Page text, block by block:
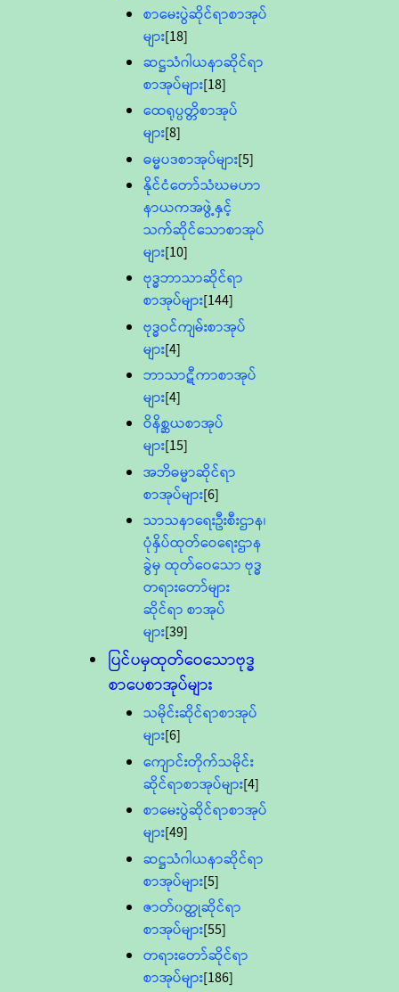
စာမေးပွဲဆိုင်ရာစာအုပ်
များ[18]
ဆဋ္ဌသံဂါယနာဆိုင်ရာ
စာအုပ်များ[18]
ထေရုပ္ပတ္တိစာအုပ်
များ[8]
ဓမ္မပဒစာအုပ်များ[5]
နိုင်ငံတော်သံဃမဟာ
နာယကအဖွဲ့နှင့်
သက်ဆိုင်သောစာအုပ်
များ[10]
ဗုဒ္ဓဘာသာဆိုင်ရာ
စာအုပ်များ[144]
ဗုဒ္ဓဝင်ကျမ်းစာအုပ်
များ[4]
ဘာသာဋီကာစာအုပ်
များ[4]
ဝိနိစ္ဆယစာအုပ်
များ[15]
အဘိဓမ္မာဆိုင်ရာ
စာအုပ်များ[6]
သာသနာရေးဦးစီးဌာန၊
ပုံနှိပ်ထုတ်ဝေရေးဌာန
ခွဲမှ ထုတ်ဝေသော ဗုဒ္ဓ
တရားတော်များ
ဆိုင်ရာ စာအုပ်
များ[39]
ပြင်ပမှထုတ်ဝေသောဗုဒ္ဓ
စာပေစာအုပ်များ
သမိုင်းဆိုင်ရာစာအုပ်
များ[6]
ကျောင်းတိုက်သမိုင်း
ဆိုင်ရာစာအုပ်များ[4]
စာမေးပွဲဆိုင်ရာစာအုပ်
များ[49]
ဆဋ္ဌသံဂါယနာဆိုင်ရာ
စာအုပ်များ[5]
ဇာတ်၀တ္ထုဆိုင်ရာ
စာအုပ်များ[55]
တရားတော်ဆိုင်ရာ
စာအုပ်များ[186]